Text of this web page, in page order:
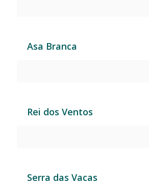
Asa Branca
Rei dos Ventos
Serra das Vacas